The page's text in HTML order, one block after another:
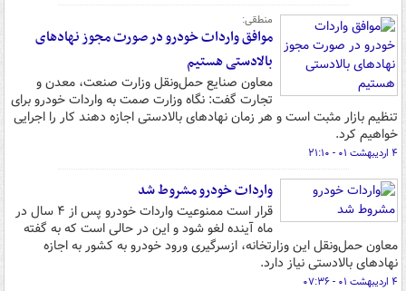
منطقی:
موافق واردات خودرو در صورت مجوز نهادهای
بالادستی هستیم
معاون صنایع حمل‌ونقل وزارت صنعت، معدن و
تجارت گفت: نگاه وزارت صمت به واردات خودرو برای
تنظیم بازار مثبت است و هر زمان نهادهای بالادستی اجازه دهند کار را اجرایی
خواهیم کرد.
۴ اردیبهشت ۰۱ - ۲۱:۱۰
واردات خودرو مشروط شد
قرار است ممنوعیت واردات خودرو پس از ۴ سال در
ماه آینده لغو شود و این در حالی است که به گفته
معاون حمل‌ونقل این وزارتخانه، ازسرگیری ورود خودرو به کشور به اجازه
نهادهای بالادستی نیاز دارد.
۴ اردیبهشت ۰۱ - ۰۷:۳۶